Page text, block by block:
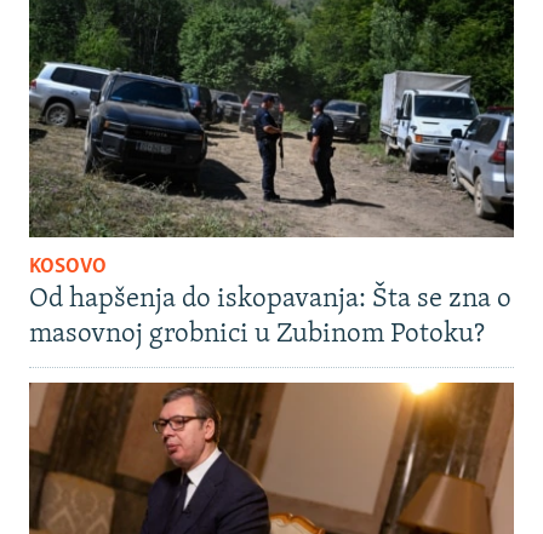
KOSOVO
Od hapšenja do iskopavanja: Šta se zna o
masovnoj grobnici u Zubinom Potoku?